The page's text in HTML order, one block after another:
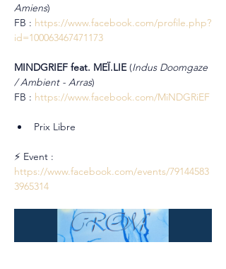
Amiens)
FB : https://www.facebook.com/profile.php?
id=100063467471173
MINDGRIEF feat. MEÏ.LIE (Indus Doomgaze
/ Ambient - Arras)
FB : https://www.facebook.com/MiNDGRiEF
Prix Libre
⚡ Event :
https://www.facebook.com/events/79144583
3965314